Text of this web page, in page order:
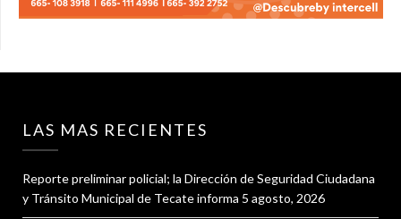
LAS MAS RECIENTES
Reporte preliminar policial; la Dirección de Seguridad Ciudadana
y Tránsito Municipal de Tecate informa 5 agosto, 2026